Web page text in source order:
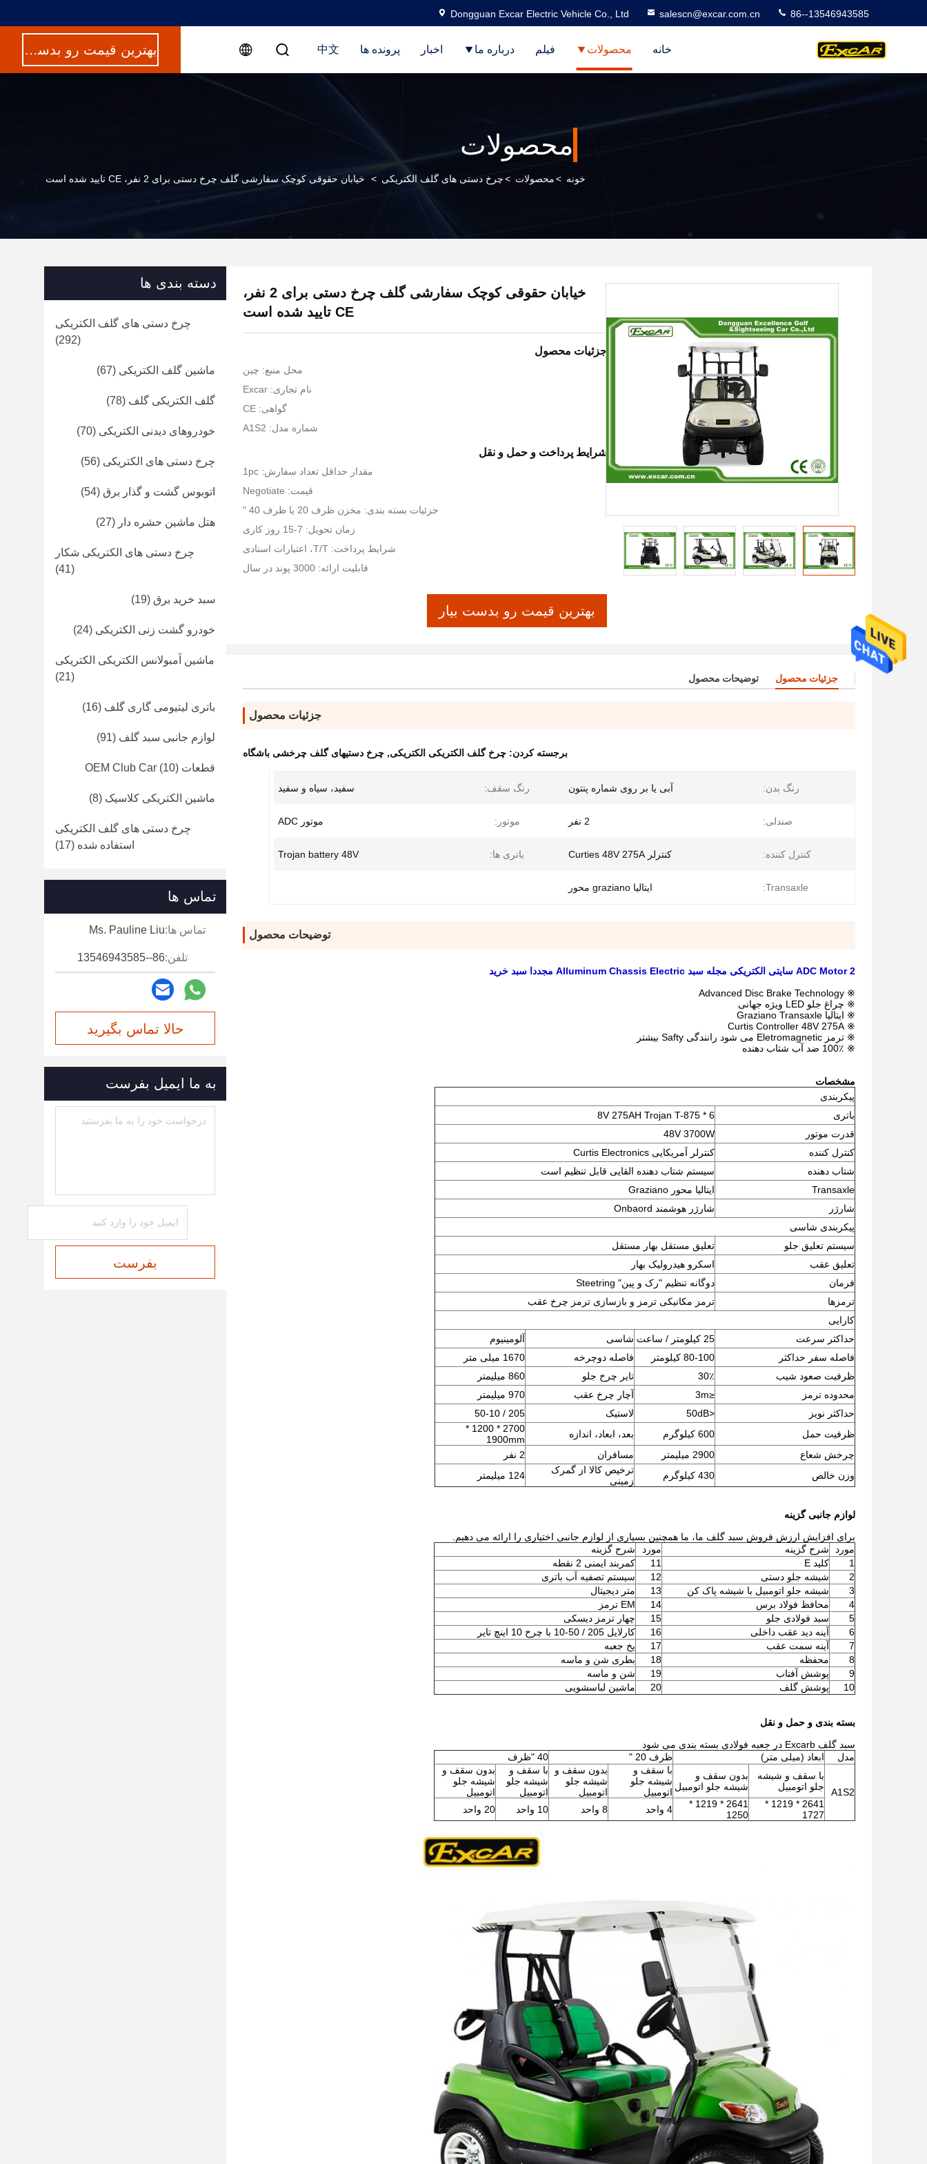
Dongguan Excar Electric Vehicle Co., Ltd salescn@excar.com.cn 86--13546943585
خانه محصولات فیلم درباره ما اخبار پرونده ها 中文 بهترین قیمت رو بدست بیار
محصولات
خونه >محصولات >چرخ دستی های گلف الکتریکی > خیابان حقوقی کوچک سفارشی گلف چرخ دستی برای 2 نفر، CE تایید شده است
خیابان حقوقی کوچک سفارشی گلف چرخ دستی برای 2 نفر،
CE تایید شده است
جزئیات محصول
محل منبع: چين
نام تجاری: Excar
گواهی: CE
شماره مدل: A1S2
شرایط پرداخت و حمل و نقل
مقدار حداقل تعداد سفارش: 1pc
قیمت: Negotiate
جزئیات بسته بندی: مخزن ظرف 20 یا ظرف 40 "
زمان تحویل: 7-15 روز کاری
شرایط پرداخت: T/T، اعتبارات اسنادی
قابلیت ارائه: 3000 پوند در سال
بهترین قیمت رو بدست بیار
جزئیات محصول توضیحات محصول
جزئیات محصول
برجسته کردن: چرخ گلف الکتریکی الکتریکی, چرخ دستیهای گلف چرخشی باشگاه
رنگ بدن: آبی یا بر روی شماره پنتون رنگ سقف: سفید، سیاه و سفید
صندلی: 2 نفر موتور: موتور ADC
کنترل کننده: کنترلر Curties 48V 275A باتری ها: Trojan battery 48V
Transaxle: ایتالیا graziano محور
توضیحات محصول
ADC Motor 2 سایتی الکتریکی مجله سبد Alluminum Chassis Electric مجددا سبد خرید
※ Advanced Disc Brake Technology
※ چراغ جلو LED ویژه جهانی
※ ایتالیا Graziano Transaxle
※ Curtis Controller 48V 275A
※ ترمز Eletromagnetic می شود رانندگی Safty بیشتر
※ 100٪ ضد آب شتاب دهنده
مشخصات
پیکربندی
باتری
6 * 8V 275AH Trojan T-875
قدرت موتور
48V 3700W
کنترل کننده
کنترلر آمریکایی Curtis Electronics
شتاب دهنده
سیستم شتاب دهنده القایی قابل تنظیم است
Transaxle
ایتالیا محور Graziano
شارژر
شارژر هوشمند Onbaord
پیکربندی شاسی
سیستم تعلیق جلو
تعلیق مستقل بهار مستقل
تعلیق عقب
اسکرو هیدرولیک بهار
فرمان
دوگانه تنظیم "رک و پین" Steetring
ترمزها
ترمز مکانیکی ترمز و بازسازی ترمز چرخ عقب
کارایی
حداکثر سرعت
25 کیلومتر / ساعت شاسی
آلومینیوم
فاصله سفر حداکثر
80-100 کیلومتر فاصله دوچرخه
1670 میلی متر
ظرفیت صعود شیب
30٪ تایر چرخ جلو
860 میلیمتر
محدوده ترمز
≤3m آچار چرخ عقب
970 میلیمتر
حداکثر نویز
<50dB لاستیک
205 / 50-10
ظرفیت حمل
600 کیلوگرم بعد، ابعاد، اندازه
2700 * 1200 *
1900mm
چرخش شعاع
2900 میلیمتر مسافران
2 نفر
وزن خالص
430 کیلوگرم
ترخیص کالا از گمرک
زمینی
124 میلیمتر
لوازم جانبی گزینه
برای افزایش ارزش فروش سبد گلف ما، ما همچنین بسیاری از لوازم جانبی اختیاری را ارائه می دهیم.
مورد
شرح گزینه مورد
شرح گزینه
1
کلید E 11
کمربند ایمنی 2 نقطه
2
شیشه جلو دستی 12
سیستم تصفیه آب باتری
3
شیشه جلو اتومبیل با شیشه پاک کن 13
متر دیجیتال
4
محافظ فولاد برس 14
EM ترمز
5
سبد فولادی جلو 15
چهار ترمز دیسکی
6
آینه دید عقب داخلی 16
کارلایل 205 / 50-10 با چرخ 10 اینچ تایر
7
آینه سمت عقب 17
یخ جعبه
8
محفظه 18
بطری شن و ماسه
9
پوشش آفتاب 19
شن و ماسه
10
پوشش گلف 20 ماشین لباسشویی
بسته بندی و حمل و نقل
سبد گلف Excarb در جعبه فولادی بسته بندی می شود
مدل
ابعاد (میلی متر) ظرف 20 " 40 "ظرف
A1S2
با سقف و شیشه
جلو اتومبیل
بدون سقف و
شیشه جلو اتومبیل
با سقف و
شیشه جلو
اتومبیل
بدون سقف و
شیشه جلو
اتومبیل
با سقف و
شیشه جلو
اتومبیل
بدون سقف و
شیشه جلو
اتومبیل
2641 * 1219 *
1727
2641 * 1219 *
1250
4 واحد 8 واحد 10 واحد 20 واحد
دسته بندی ها
چرخ دستی های گلف الکتریکی
(292)
ماشین گلف الکتریکی (67)
گلف الکتریکی گلف (78)
خودروهای دیدنی الکتریکی (70)
چرخ دستی های الکتریکی (56)
اتوبوس گشت و گذار برق (54)
هتل ماشین حشره دار (27)
چرخ دستی های الکتریکی شکار
(41)
سبد خرید برق (19)
خودرو گشت زنی الکتریکی (24)
ماشین آمبولانس الکتریکی الکتریکی
(21)
باتری لیتیومی گاری گلف (16)
لوازم جانبی سبد گلف (91)
قطعات OEM Club Car (10)
ماشین الکتریکی کلاسیک (8)
چرخ دستی های گلف الکتریکی
استفاده شده (17)
تماس ها
تماس ها:Ms. Pauline Liu
تلفن:86--13546943585
حالا تماس بگیرید
به ما ایمیل بفرست
بفرست